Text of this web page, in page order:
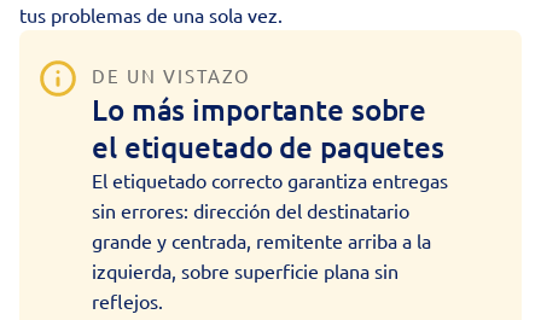
tus problemas de una sola vez.
DE UN VISTAZO
Lo más importante sobre
el etiquetado de paquetes
El etiquetado correcto garantiza entregas
sin errores: dirección del destinatario
grande y centrada, remitente arriba a la
izquierda, sobre superficie plana sin
reflejos.